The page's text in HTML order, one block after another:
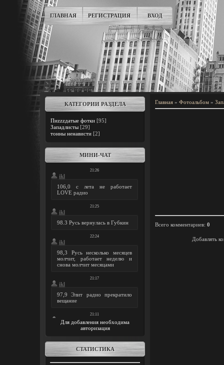
ГЛАВНАЯ РЕГИСТРАЦИЯ ВХОД
КАТЕГОРИИ РАЗДЕЛА
Пиzzzдатые фотки [95]
Западлисты [29]
тонны ненависти [2]
МИНИ-ЧАТ
Для добавления необходима
авторизация
СТАТИСТИКА
Главная » Фотоальбом »
Всего комментариев: 0
Добавлять